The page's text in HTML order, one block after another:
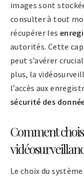
images sont
consulter à tout
récupérer les
autorités. Cette
peut s’avérer
plus, la
l’accès aux
sécurité des
Comment
Le choix du